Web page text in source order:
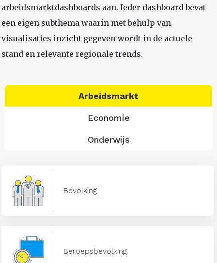
arbeidsmarktdashboards aan. Ieder dashboard bevat
een eigen subthema waarin met behulp van
visualisaties inzicht gegeven wordt in de actuele
stand en relevante regionale trends.
Arbeidsmarkt
Economie
Onderwijs
Bevolking
Beroepsbevolking